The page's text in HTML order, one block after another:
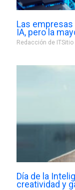
Las
IA, pero la
Redacción de ITSitio
Día de la
creatividad y